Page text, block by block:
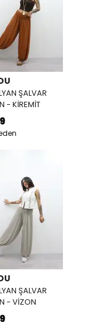
ŞALVAR
- KİREMİT
ŞALVAR
- VİZON